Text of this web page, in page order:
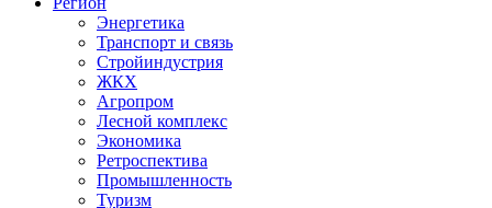
Энергетика
Транспорт и связь
Стройиндустрия
ЖКХ
Агропром
Лесной комплекс
Экономика
Ретроспектива
Промышленность
Туризм